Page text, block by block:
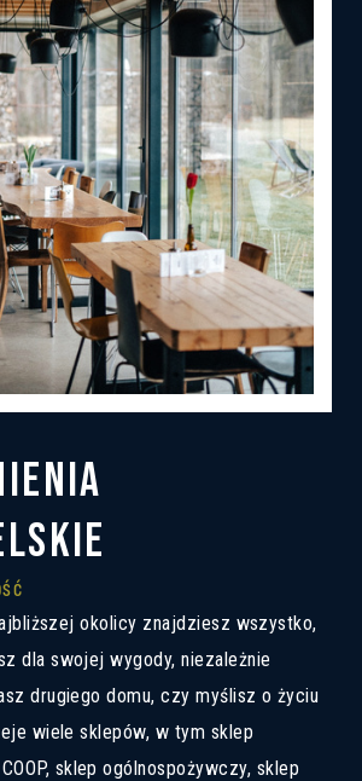
okolicy znajdziesz wszystko,
dla swojej wygody, niezależnie
drugiego domu, czy myślisz o życiu
wiele sklepów, w tym sklep
sklep ogólnospożywczy, sklep